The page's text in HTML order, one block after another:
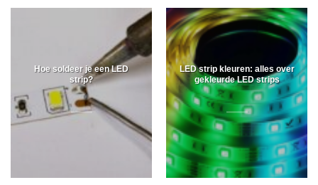
Hoe soldeer je een LED
strip?
LED strip kleuren: alles over
gekleurde LED strips